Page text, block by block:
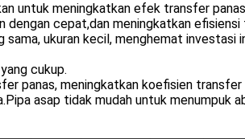
untuk meningkatkan efek transfer
cepat,dan meningkatkan efisiensi
sama, ukuran kecil, menghemat
cukup.
panas, meningkatkan koefisien transfer
asap tidak mudah untuk menumpuk